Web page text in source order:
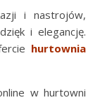
i nastrojów,
i elegancję.
hurtownia
w hurtowni